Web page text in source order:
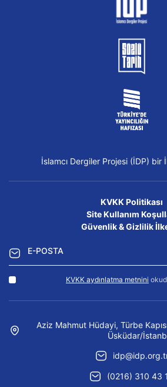
İslamcı Dergiler Projesi (İDP) bir
KVKK Politikası
Site Kullanım
Güvenlik & Gizlilik
KVKK aydınlatma metnini
Aziz Mahmut Hüdayi, Türbe
Üsküdar/
(0216) 310 43